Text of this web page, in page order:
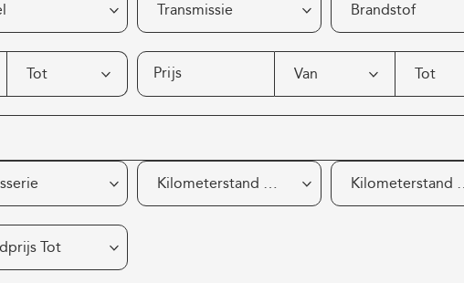
Transmissie Brandstof
Tot Prijs Van Tot
Kilometerstand van
Tot